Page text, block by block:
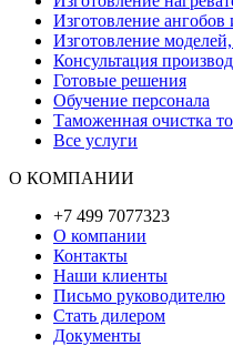
Изготовление ангобов
Изготовление
Консультация
Готовые решения
Обучение персонала
Таможенная очистка
Все услуги
О КОМПАНИИ
+7 499 7077323
О компании
Контакты
Наши клиенты
Письмо руководителю
Стать дилером
Документы